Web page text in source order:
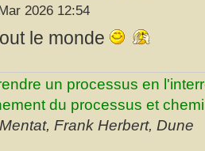
2026 12:54
le monde
un processus en
du processus et
Frank Herbert, Dune